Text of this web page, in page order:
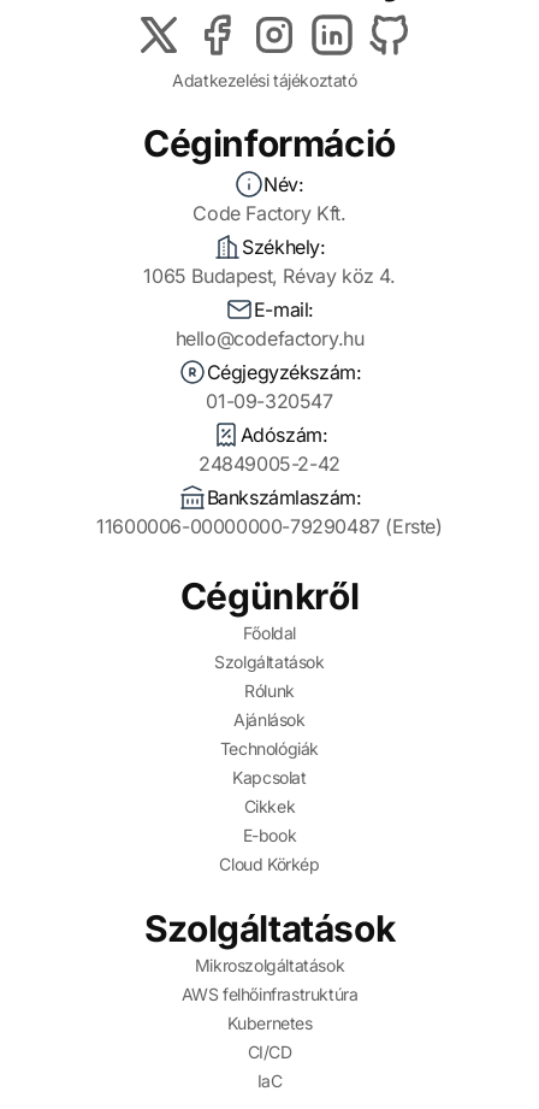
Adatkezelési tájékoztató
Céginformáció
Név:
Code Factory Kft.
Székhely:
1065 Budapest, Révay köz 4.
E-mail:
hello@codefactory.hu
Cégjegyzékszám:
01-09-320547
Adószám:
24849005-2-42
Bankszámlaszám:
11600006-00000000-79290487 (Erste)
Cégünkről
Főoldal
Szolgáltatások
Rólunk
Ajánlások
Technológiák
Kapcsolat
Cikkek
E-book
Cloud Körkép
Szolgáltatások
Mikroszolgáltatások
AWS felhőinfrastruktúra
Kubernetes
CI/CD
IaC